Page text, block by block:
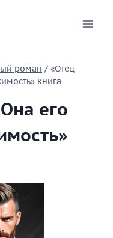
роман / «Отец
книга
его